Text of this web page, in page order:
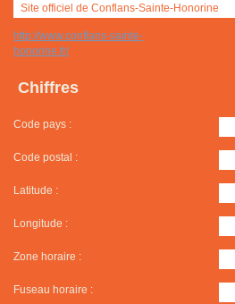
Site officiel de Conflans-Sainte-Honorine
http://www.conflans-sainte-
honorine.fr/
Chiffres
Code pays :
Code postal :
Latitude :
Longitude :
Zone horaire :
Fuseau horaire :